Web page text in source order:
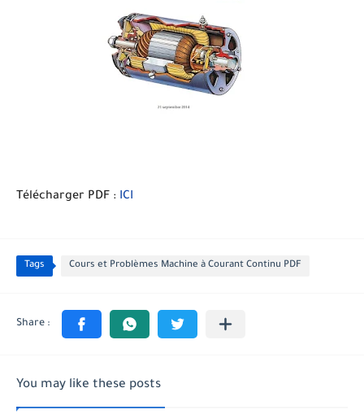
Télécharger PDF : ICI
Tags Cours et Problèmes Machine à Courant Continu PDF
You may like these posts